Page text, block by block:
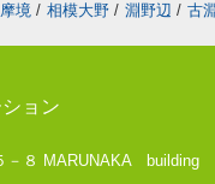
境 / 相模大野 / 淵野辺 / 古淵
ョン
－８ MARUNAKA building